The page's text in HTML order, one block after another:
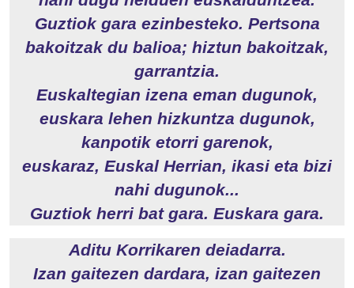
Guztiok gara ezinbesteko. Pertsona
bakoitzak du balioa; hiztun bakoitzak,
garrantzia.
Euskaltegian izena eman dugunok,
euskara lehen hizkuntza dugunok,
kanpotik etorri garenok,
euskaraz, Euskal Herrian, ikasi eta bizi
nahi dugunok...
Guztiok herri bat gara. Euskara gara.
Aditu Korrikaren deiadarra.
Izan gaitezen dardara, izan gaitezen